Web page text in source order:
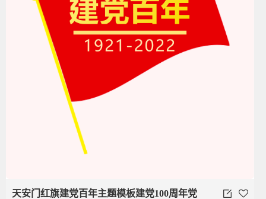
天安门红旗建党百年主题模板建党100周年党